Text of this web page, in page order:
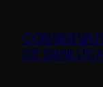
contenido
DE